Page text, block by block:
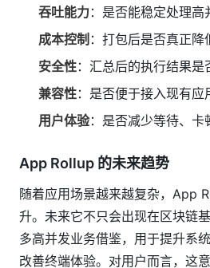
吞吐能力：是否能稳定处理高
成本控制 ：打包后是否真正降
安全性：汇总后的执行结果是
兼容性：是否便于接入现有应
用户体验：是否减少等待、卡
App Rollup 的未来趋势
随着应用场景越来越复杂，App
升。未来它不只会出现在区块链
多高并发业务借鉴，用于提升系
改善终端体验。对用户而言，这